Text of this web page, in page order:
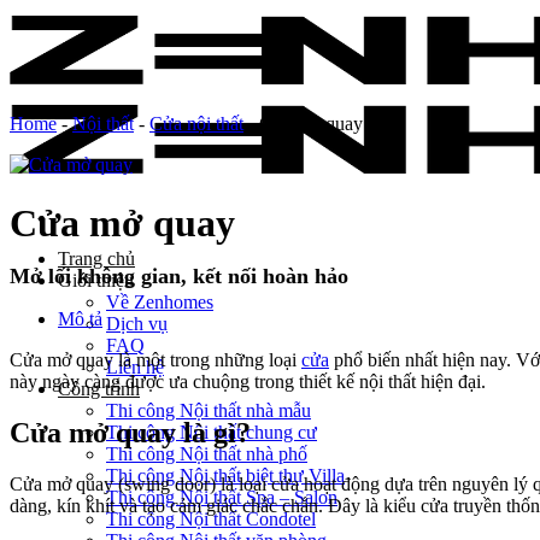
Skip
content
Trang chủ
Giới thiệu
Về Zenhomes
Dịch vụ
FAQ
Liên hệ
Công trình
Thi công Nội thất nhà mẫu
Thi công Nội thất chung cư
Thi công Nội thất nhà phố
Thi công Nội thất biệt thự Villa
Thi công Nội thất Spa – Salon
Thi công Nội thất Condotel
Home-Nội thất- Cửa nội thất-Cửa mở quay
Cửa mở quay
Mở lối không gian, kết nối hoàn hảo
Mô tả
Cửa mở quay là một trong những loại cửa phổ biến nhất hiện nay.
này ngày càng được ưa chuộng trong thiết kế nội thất hiện đại.
Cửa mở quay là gì?
Cửa mở quay (swing door) là loại cửa hoạt động dựa trên nguyên
dàng, kín khít và tạo cảm giác chắc chắn. Đây là kiểu cửa truyền